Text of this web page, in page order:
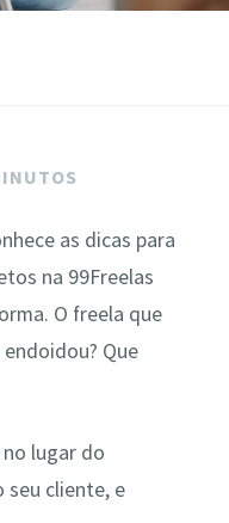
as dicas para
na 99Freelas
O freela que
Que
lugar do
seu cliente, e